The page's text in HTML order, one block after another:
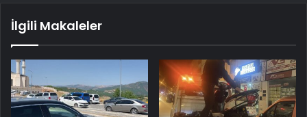
İlgili Makaleler